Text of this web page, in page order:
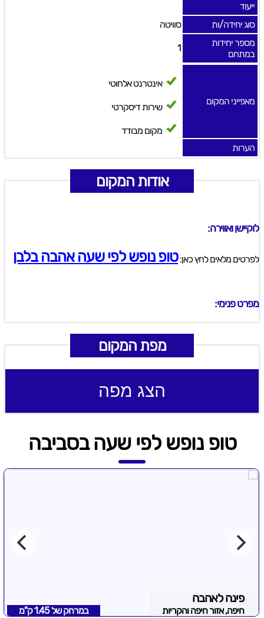
ייעוד
סוג יחידה/ות
סוויטה
מספר יחידות
במתחם
1
מאפייני המקום
אינטרנט אלחוטי
שירות דיסקרטי
מקום מבודד
הערות
אודות המקום
לוקיישן ואווירה:
לפרטים מלאים לחץ כאן:טופ נופש לפי שעה אהבה בלבן
מפרט פנימי:
מפת המקום
הצג מפה
טופ נופש לפי שעה בסביבה
פינה לאהבה
חיפה, אזור חיפה והקריות במרחק של 1.45 ק"מ